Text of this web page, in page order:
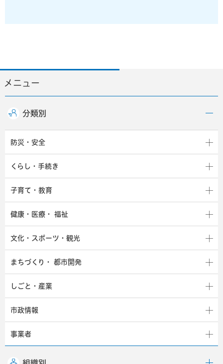
メニュー
分類別
防災・安全
くらし・手続き
子育て・教育
健康・医療・ 福祉
文化・スポーツ・観光
まちづくり・ 都市開発
しごと・産業
市政情報
事業者